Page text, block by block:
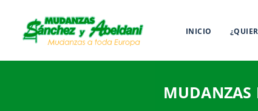
INICIO
MUDANZAS